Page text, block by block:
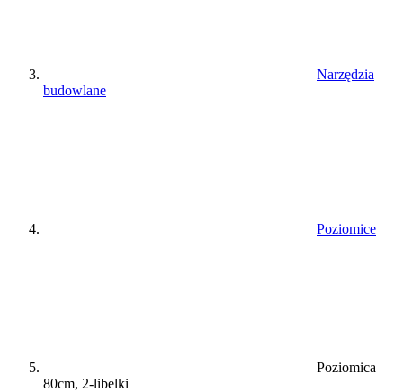
Narzędzia
budowlane
Poziomice
Poziomica
80cm, 2-libelki